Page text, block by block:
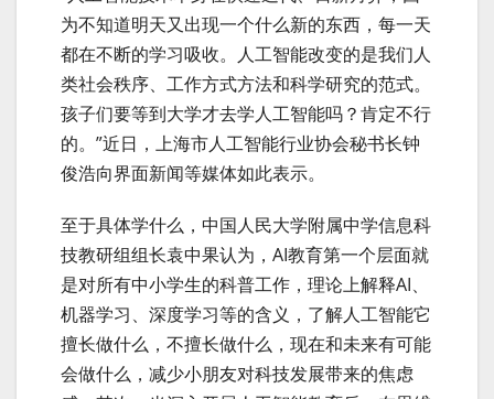
为不知道明天又出现一个什么新的东西，每一天
都在不断的学习吸收。人工智能改变的是我们人
类社会秩序、工作方式方法和科学研究的范式。
孩子们要等到大学才去学人工智能吗？肯定不行
的。”近日，上海市人工智能行业协会秘书长钟
俊浩向界面新闻等媒体如此表示。
至于具体学什么，中国人民大学附属中学信息科
技教研组组长袁中果认为，AI教育第一个层面就
是对所有中小学生的科普工作，理论上解释AI、
机器学习、深度学习等的含义，了解人工智能它
擅长做什么，不擅长做什么，现在和未来有可能
会做什么，减少小朋友对科技发展带来的焦虑